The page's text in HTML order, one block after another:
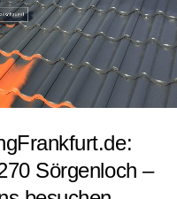
Sörgenloch –